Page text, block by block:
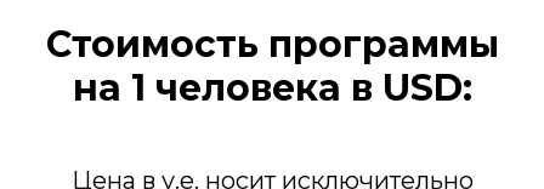
Стоимость программы
на 1 человека в USD:
Цена в у.е. носит исключительно